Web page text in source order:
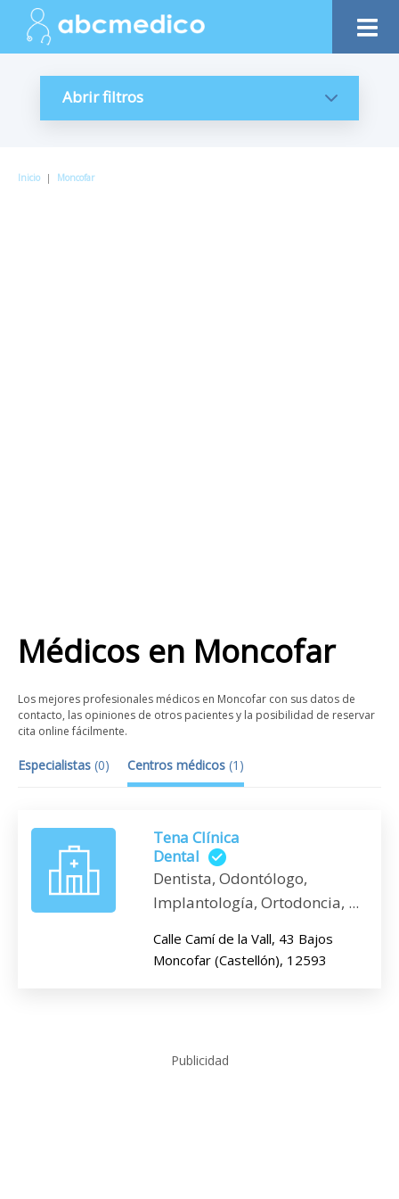
Abrir filtros
Inicio | Moncofar
Médicos en Moncofar
Los mejores profesionales médicos en Moncofar con sus datos de
contacto, las opiniones de otros pacientes y la posibilidad de reservar
cita online fácilmente.
Especialistas (0) Centros médicos (1 )
Tena Clínica
Dental
Dentista, Odontólogo,
Implantología, Ortodoncia, ...
Calle Camí de la Vall, 43 Bajos
Moncofar (Castellón), 12593
Publicidad